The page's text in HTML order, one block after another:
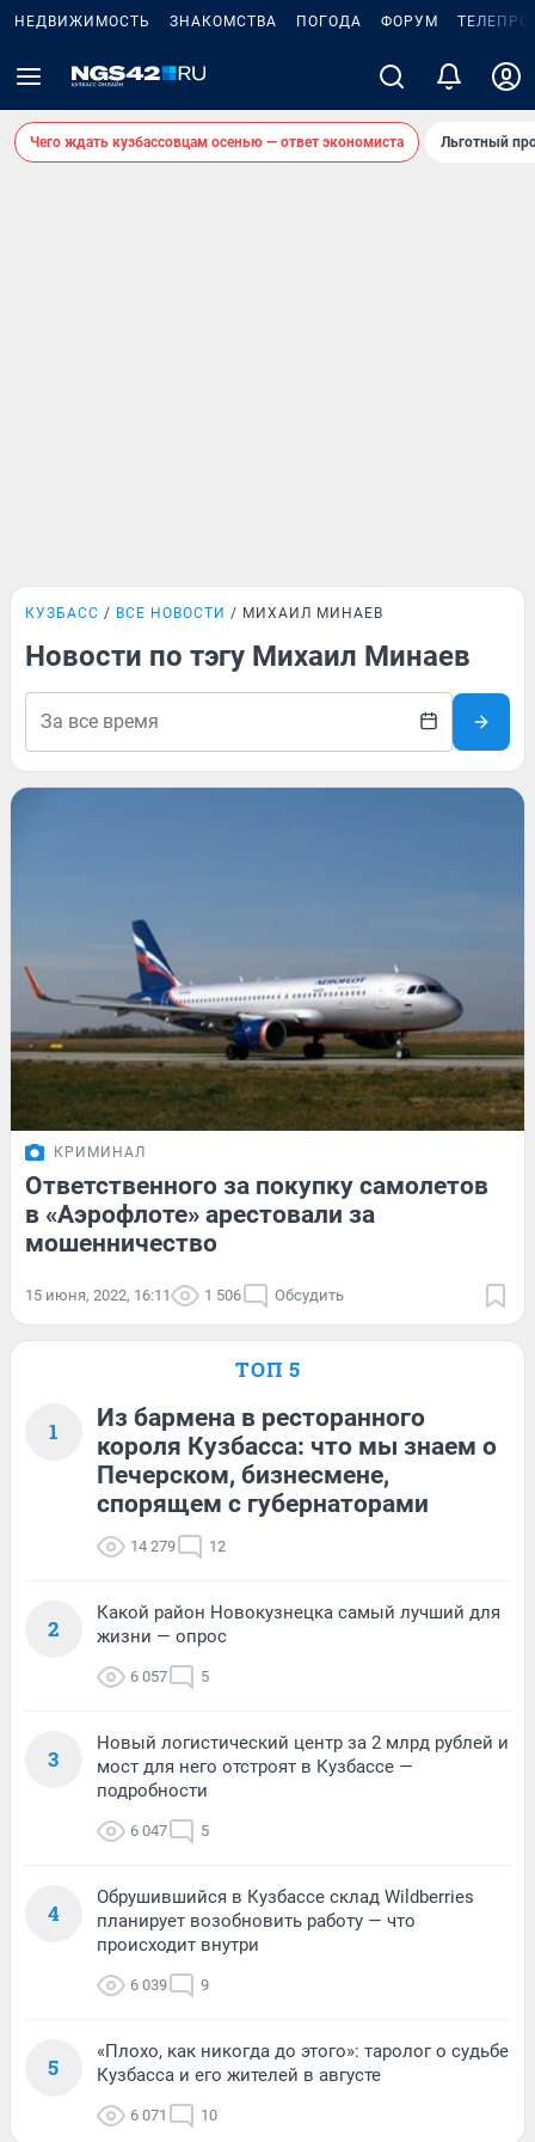
НЕДВИЖИМОСТЬ ЗНАКОМСТВА ПОГОДА ФОРУМ
Чего ждать кузбассовцам осенью — ответ экономиста Льготный
КУЗБАСС ВСЕ НОВОСТИ МИХАИЛ МИНАЕВ
Новости по тэгу Михаил Минаев
КРИМИНАЛ
Ответственного за покупку самолетов
в «Аэрофлоте» арестовали за
мошенничество
15 июня, 2022, 16:11 1 506 Обсудить
ТОП 5
1
Из бармена в ресторанного
короля Кузбасса: что мы знаем о
Печерском, бизнесмене,
спорящем с губернаторами
14 279 12
2
Какой район Новокузнецка самый лучший для
жизни — опрос
6 057 5
3
Новый логистический центр за 2 млрд рублей и
мост для него отстроят в Кузбассе —
подробности
6 047 5
4
Обрушившийся в Кузбассе склад Wildberries
планирует возобновить работу — что
происходит внутри
6 039 9
5
«Плохо, как никогда до этого»: таролог о судьбе
Кузбасса и его жителей в августе
6 071 10